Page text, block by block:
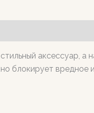
аксессуар, а
блокирует